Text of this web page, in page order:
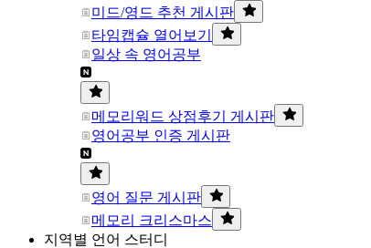
미드/영드 추천 게시판
타임캡슐 열어보기
일상 속 영어공부
메모리워드 상점후기 게시판
영어공부 인증 게시판
영어 질문 게시판
메모리 크리스마스
지역별 언어 스터디